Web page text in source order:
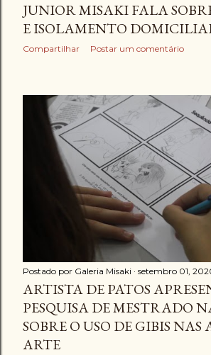
JUNIOR MISAKI FALA
E ISOLAMENTO
Compartilhar Postar um comentário
Postado por Galeria Misaki setembro 01,
ARTISTA DE PATOS
PESQUISA DE MESTRADO
SOBRE O USO DE GIBIS NAS
ARTE